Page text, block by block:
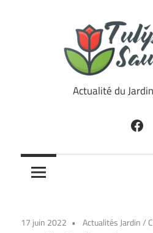
TulipesActualité du
17 juin 2022 Actualités Jardin/